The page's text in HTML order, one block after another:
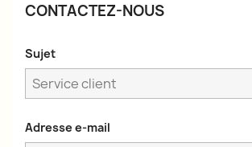
CONTACTEZ-NOUS
Sujet
Adresse e-mail